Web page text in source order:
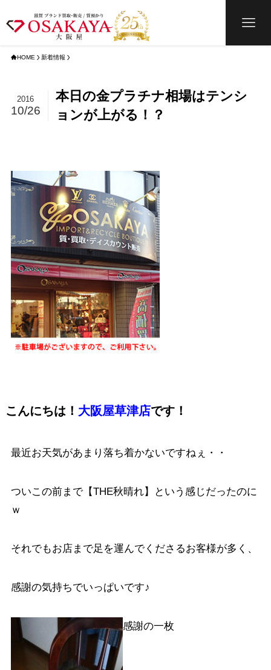
HOME 新着情報
本日の金プラチナ相場はテンシ
ョンが上がる！？
2016
10/26
こんにちは！ 大阪屋草津店です！
最近お天気があまり落ち着かないですねぇ・・
ついこの前まで【THE秋晴れ】という感じだったのに
ｗ
それでもお店まで足を運んでくださるお客様が多く、
感謝の気持ちでいっぱいです♪
感謝の一枚